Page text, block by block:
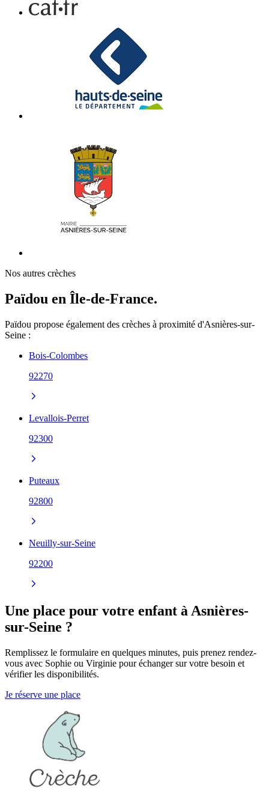
Nos autres crèches
Païdou en Île-de-France.
Païdou propose également des crèches à proximité d'Asnières-sur-
Seine :
Bois-Colombes
92270
Levallois-Perret
92300
Puteaux
92800
Neuilly-sur-Seine
92200
Une place pour votre enfant à Asnières-
sur-Seine ?
Remplissez le formulaire en quelques minutes, puis prenez rendez-
vous avec Sophie ou Virginie pour échanger sur votre besoin et
vérifier les disponibilités.
Je réserve une place